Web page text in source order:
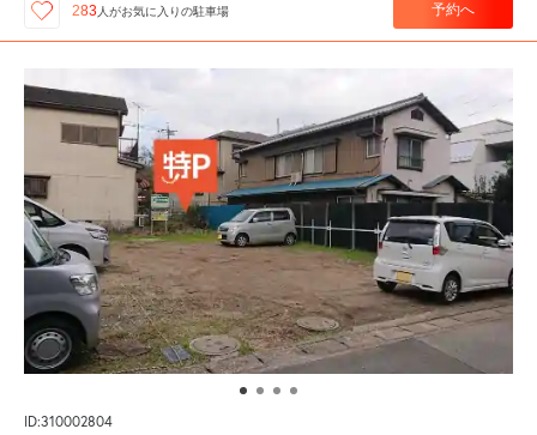
283 人がお気に入りの駐車場 予約へ
ID:310002804